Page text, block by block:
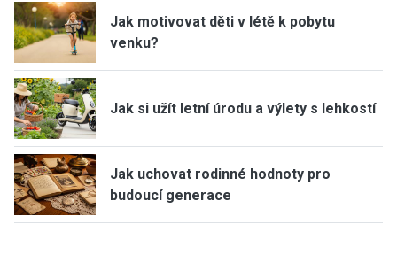
Jak motivovat děti v létě k pobytu
venku?
Jak si užít letní úrodu a výlety s lehkostí
Jak uchovat rodinné hodnoty pro
budoucí generace